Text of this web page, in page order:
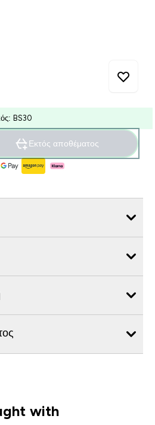
BS30
Εκτός αποθέματος
with